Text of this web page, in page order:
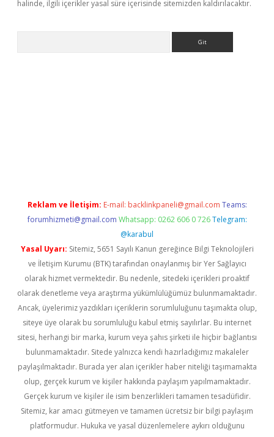
halinde, ilgili içerikler yasal süre içerisinde sitemizden kaldırılacaktır.
Reklam ve İletişim: E-mail: backlinkpaneli@gmail.com Teams:
forumhizmeti@gmail.com Whatsapp: 0262 606 0 726 Telegram:
@karabul
Yasal Uyarı: Sitemiz, 5651 Sayılı Kanun gereğince Bilgi Teknolojileri
ve İletişim Kurumu (BTK) tarafından onaylanmış bir Yer Sağlayıcı
olarak hizmet vermektedir. Bu nedenle, sitedeki içerikleri proaktif
olarak denetleme veya araştırma yükümlülüğümüz bulunmamaktadır.
Ancak, üyelerimiz yazdıkları içeriklerin sorumluluğunu taşımakta olup,
siteye üye olarak bu sorumluluğu kabul etmiş sayılırlar. Bu internet
sitesi, herhangi bir marka, kurum veya şahıs şirketi ile hiçbir bağlantısı
bulunmamaktadır. Sitede yalnızca kendi hazırladığımız makaleler
paylaşılmaktadır. Burada yer alan içerikler haber niteliği taşımamakta
olup, gerçek kurum ve kişiler hakkında paylaşım yapılmamaktadır.
Gerçek kurum ve kişiler ile isim benzerlikleri tamamen tesadüfidir.
Sitemiz, kar amacı gütmeyen ve tamamen ücretsiz bir bilgi paylaşım
platformudur. Hukuka ve yasal düzenlemelere aykırı olduğunu